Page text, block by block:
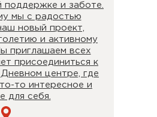
и заботе.
мы с радостью
новый проект,
и активному
приглашаем всех
присоединиться к
центре, где
то интересное и
для себя.